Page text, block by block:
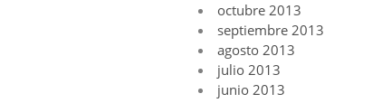
octubre 2013
septiembre 2013
agosto 2013
julio 2013
junio 2013